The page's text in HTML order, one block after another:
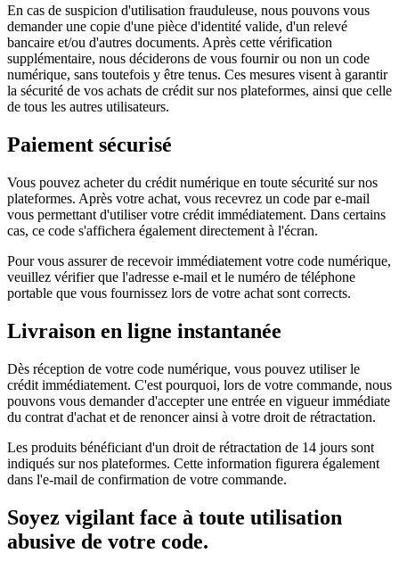
En cas de suspicion d'utilisation frauduleuse, nous pouvons vous
demander une copie d'une pièce d'identité valide, d'un relevé
bancaire et/ou d'autres documents. Après cette vérification
supplémentaire, nous déciderons de vous fournir ou non un code
numérique, sans toutefois y être tenus. Ces mesures visent à garantir
la sécurité de vos achats de crédit sur nos plateformes, ainsi que celle
de tous les autres utilisateurs.
Paiement sécurisé
Vous pouvez acheter du crédit numérique en toute sécurité sur nos
plateformes. Après votre achat, vous recevrez un code par e-mail
vous permettant d'utiliser votre crédit immédiatement. Dans certains
cas, ce code s'affichera également directement à l'écran.
Pour vous assurer de recevoir immédiatement votre code numérique,
veuillez vérifier que l'adresse e-mail et le numéro de téléphone
portable que vous fournissez lors de votre achat sont corrects.
Livraison en ligne instantanée
Dès réception de votre code numérique, vous pouvez utiliser le
crédit immédiatement. C'est pourquoi, lors de votre commande, nous
pouvons vous demander d'accepter une entrée en vigueur immédiate
du contrat d'achat et de renoncer ainsi à votre droit de rétractation.
Les produits bénéficiant d'un droit de rétractation de 14 jours sont
indiqués sur nos plateformes. Cette information figurera également
dans l'e-mail de confirmation de votre commande.
Soyez vigilant face à toute utilisation
abusive de votre code.